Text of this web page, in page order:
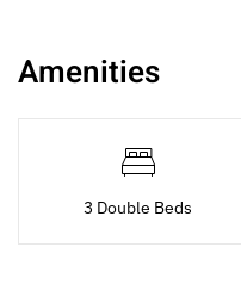
Amenities
3 Double Beds